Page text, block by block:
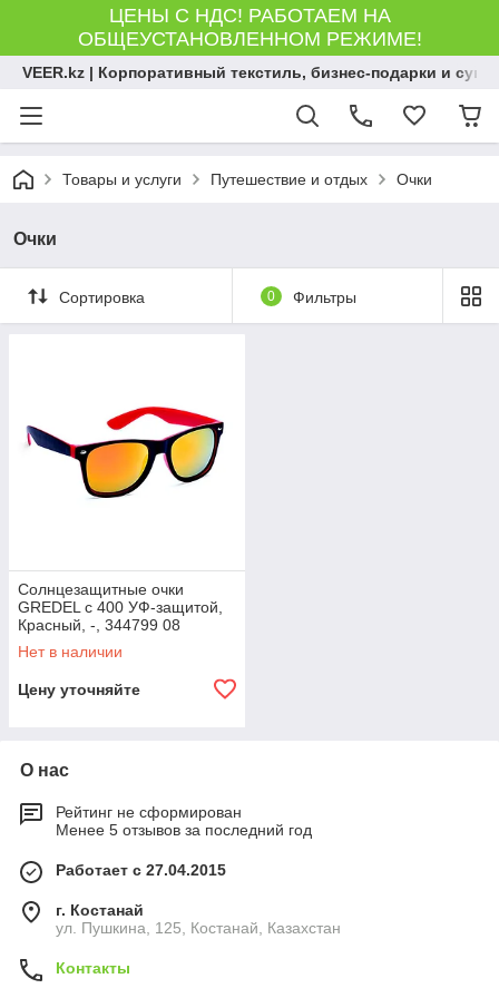
ЦЕНЫ С НДС! РАБОТАЕМ НА
ОБЩЕУСТАНОВЛЕННОМ РЕЖИМЕ!
VEER.kz | Корпоративный текстиль, бизнес-подарки и
Товары и услуги Путешествие и отдых Очки
Очки
Сортировка 0 Фильтры
Солнцезащитные очки
GREDEL c 400 УФ-защитой,
Красный, -, 344799 08
Нет в наличии
Цену уточняйте
О нас
Рейтинг не сформирован
Менее 5 отзывов за последний год
Работает с 27.04.2015
г. Костанай
ул. Пушкина, 125, Костанай, Казахстан
Контакты